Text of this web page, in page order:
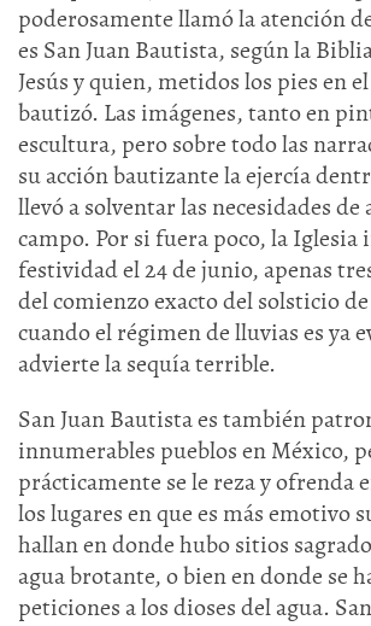
poderosamente llamó la atención
es San Juan Bautista, según la
Jesús y quien, metidos los pies en
bautizó. Las imágenes, tanto en
escultura, pero sobre todo las
su acción bautizante la ejercía
llevó a solventar las necesidades de
campo. Por si fuera poco, la
festividad el 24 de junio, apenas
del comienzo exacto del solsticio
cuando el régimen de lluvias es ya
advierte la sequía terrible.
San Juan Bautista es también
innumerables pueblos en México,
prácticamente se le reza y ofrenda
los lugares en que es más emotivo
hallan en donde hubo sitios
agua brotante, o bien en donde se
peticiones a los dioses del agua.